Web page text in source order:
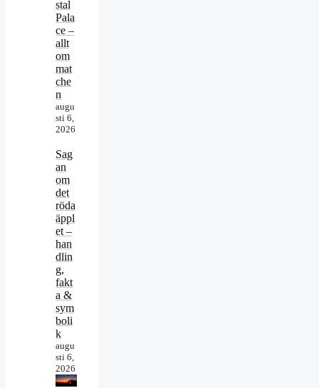
stal
Pala
ce –
allt
om
mat
che
n
augu
sti 6,
2026
Sag
an
om
det
röda
äppl
et –
han
dlin
g,
fakt
a &
sym
boli
k
augu
sti 6,
2026